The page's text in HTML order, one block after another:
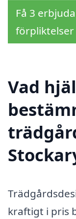
Få 3
förpliktelser
Vad
kraftigt i pris